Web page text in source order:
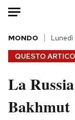
HOME
Italia
Politica
QUESTO
MONDO
La
Bakhmut